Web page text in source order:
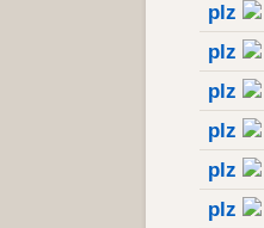
plz
plz
plz
plz
plz
plz